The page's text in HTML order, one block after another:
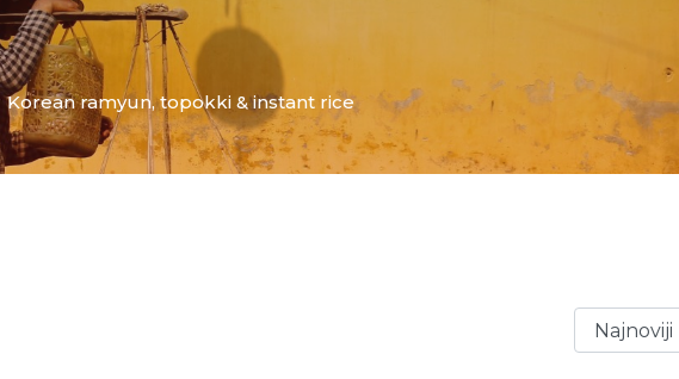
Korean ramyun, topokki & instant rice